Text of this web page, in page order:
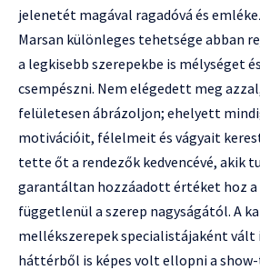
jelenetét magával ragadóvá és
Marsan különleges tehetsége abban
a legkisebb szerepekbe is mélységet
csempészni. Nem elégedett meg
felületesen ábrázoljon; ehelyett
motivációit, félelmeit és vágyait
tette őt a rendezők kedvencévé, akik
garantáltan hozzáadott értéket hoz a
függetlenül a szerep nagyságától. A
mellékszerepek specialistájaként vált
háttérből is képes volt ellopni a show-